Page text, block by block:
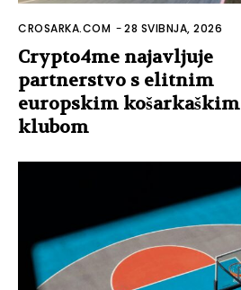
CROSARKA.COM -28 SVIBNJA, 2026
Crypto4me najavljuje
partnerstvo s elitnim
europskim košarkaškim
klubom